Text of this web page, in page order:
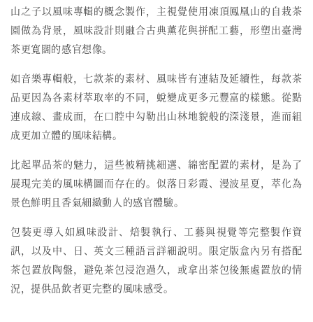
山之子以風味專輯的概念製作， 主視覺使用凍頂鳳凰山的自栽茶
園做為背景， 風味設計則融合古典薰花與拼配工藝，形塑出臺灣
茶更寬闊的感官想像。
如音樂專輯般，七款茶的素材、風味皆有連結及延續性，每款茶
品更因為各素材萃取率的不同，蛻變成更多元豐富的樣態。從點
連成線、畫成面，在口腔中勾勒出山林地貌般的深淺景，進而組
成更加立體的風味結構。
比起單品茶的魅力，這些被精挑細選、綿密配置的素材， 是為了
展現完美的風味構圖而存在的。似落日彩霞、漫波星夏，萃化為
景色鮮明且香氣細緻動人的感官體驗。
包裝更導入如風味設計、焙製執行、工藝與視覺等完整製作資
訊，
以及中、日、英文三種語言詳細說明。限定版盒內另有搭配
茶包置放陶盤， 避免茶包浸泡過久，或拿出茶包後無處置放的情
況，提供品飲者更完整的風味感受。